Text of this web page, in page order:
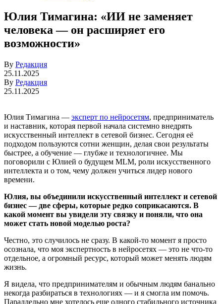
Юлия Тимагина: «ИИ не заменяет
человека — он расширяет его
возможности»
By Редакция
25.11.2025
By Редакция
25.11.2025
Юлия Тимагина — эксперт по нейросетям, предприниматель
и наставник, которая первой начала системно внедрять
искусственный интеллект в сетевой бизнес. Сегодня её
подходом пользуются сотни женщин, делая свои результаты
быстрее, а обучение — глубже и технологичнее. Мы
поговорили с Юлией о будущем MLM, роли искусственного
интеллекта и о том, чему должен учиться лидер нового
времени.
Юлия, вы объединили искусственный интеллект и сетевой
бизнес — две сферы, которые редко соприкасаются. В
какой момент вы увидели эту связку и поняли, что она
может стать новой моделью роста?
Честно, это случилось не сразу. В какой-то момент я просто
осознала, что моя экспертность в нейросетях — это не что-то
отдельное, а огромный ресурс, который может менять людям
жизнь.
Я видела, что предпринимателям и обычным людям банально
некогда разбираться в технологиях — и я смогла им помочь.
Параллельно мне хотелось еще одного стабильного источника